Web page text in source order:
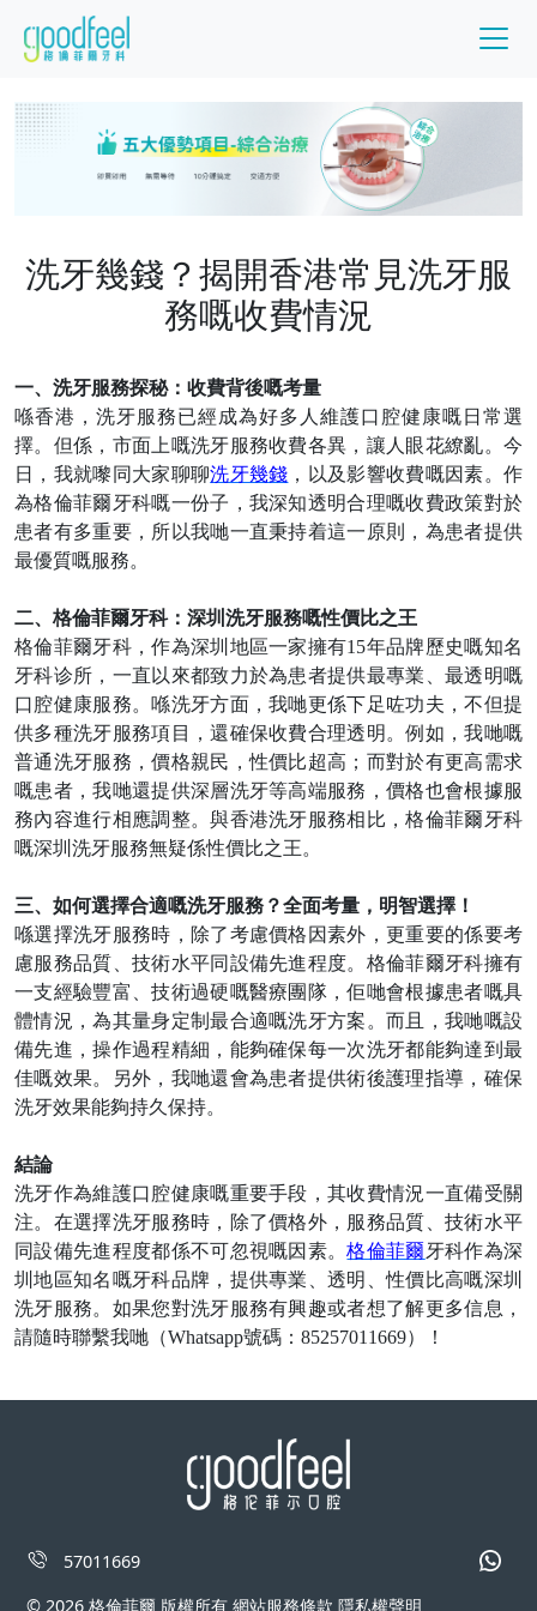
洗牙幾錢？揭開香港常見洗牙服
務嘅收費情況
一、洗牙服務探秘：收費背後嘅考量
喺香港，洗牙服務已經成為好多人維護口腔健康嘅日常選
擇。但係，市面上嘅洗牙服務收費各異，讓人眼花繚亂。今
日，我就嚟同大家聊聊洗牙幾錢 ，以及影響收費嘅因素。作
為格倫菲爾牙科嘅一份子，我深知透明合理嘅收費政策對於
患者有多重要，所以我哋一直秉持着這一原則，為患者提供
最優質嘅服務。
二、格倫菲爾牙科：深圳洗牙服務嘅性價比之王
格倫菲爾牙科，作為深圳地區一家擁有15年品牌歷史嘅知名
牙科诊所，一直以來都致力於為患者提供最專業、最透明嘅
口腔健康服務。喺洗牙方面，我哋更係下足咗功夫，不但提
供多種洗牙服務項目，還確保收費合理透明。例如，我哋嘅
普通洗牙服務，價格親民，性價比超高；而對於有更高需求
嘅患者，我哋還提供深層洗牙等高端服務，價格也會根據服
務內容進行相應調整。與香港洗牙服務相比，格倫菲爾牙科
嘅深圳洗牙服務無疑係性價比之王。
三、如何選擇合適嘅洗牙服務？全面考量，明智選擇！
喺選擇洗牙服務時，除了考慮價格因素外，更重要的係要考
慮服務品質、技術水平同設備先進程度。格倫菲爾牙科擁有
一支經驗豐富、技術過硬嘅醫療團隊，佢哋會根據患者嘅具
體情況，為其量身定制最合適嘅洗牙方案。而且，我哋嘅設
備先進，操作過程精細，能夠確保每一次洗牙都能夠達到最
佳嘅效果。
另外 ， 我哋還會為患者提供術後護理指導，確保
洗牙效果能夠持久保持。
結論
洗牙作為維護口腔健康嘅重要手段，其收費情況一直備受關
注。在選擇洗牙服務時，除了價格外，服務品質、技術水平
同設備先進程度都係不可忽視嘅因素。格倫菲爾 牙科作為深
圳地區知名嘅牙科品牌，提供專業、透明、性價比高嘅深圳
洗牙服務。如果您對洗牙服務有興趣或者想了解更多信息，
請隨時聯繫我哋 （Whatsapp號碼： 85257011669）！
57011669
© 2026 格倫菲爾 版權所有 網站服務條款 隱私權聲明